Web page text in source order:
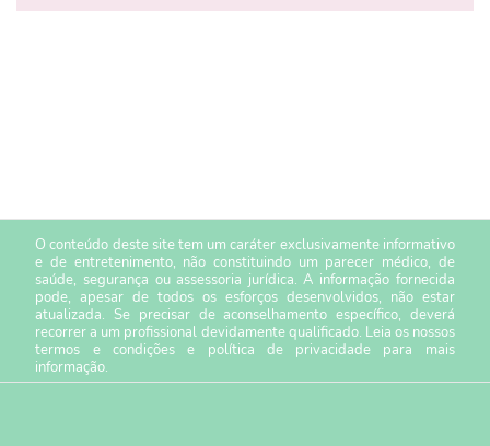
O conteúdo deste site tem um caráter exclusivamente informativo
e de entretenimento, não constituindo um parecer médico, de
saúde, segurança ou assessoria jurídica. A informação fornecida
pode, apesar de todos os esforços desenvolvidos, não estar
atualizada. Se precisar de aconselhamento específico, deverá
recorrer a um profissional devidamente qualificado. Leia os nossos
termos e condiçõese política de privacidade para mais
informação.